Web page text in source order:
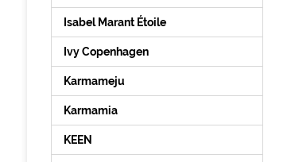
Isabel Marant Étoile
Ivy Copenhagen
Karmameju
Karmamia
KEEN